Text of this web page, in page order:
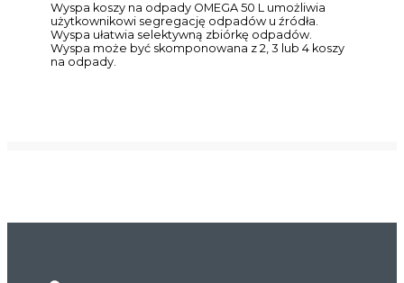
Wyspa koszy na odpady OMEGA 50 L umożliwia
użytkownikowi segregację odpadów u źródła.
Wyspa ułatwia selektywną zbiórkę odpadów.
Wyspa może być skomponowana z 2, 3 lub 4 koszy
na odpady.